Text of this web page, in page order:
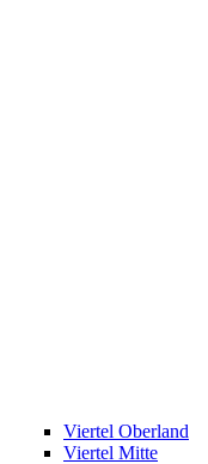
Viertel Oberland
Viertel Mitte